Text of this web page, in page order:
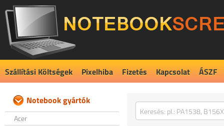
Szállítási Költségek Pixelhiba Fizetés Kapcsolat ÁSZF
Notebook gyártók
Acer